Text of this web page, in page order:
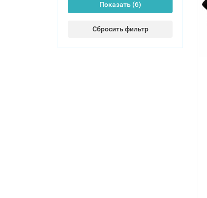
Показать
Сбросить фильтр